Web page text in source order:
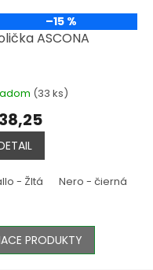
Bordo 15 LUX Bronzová 11
–15 %
ASCONA
(33 ks)
- Žltá Nero - čierná
PRODUKTY